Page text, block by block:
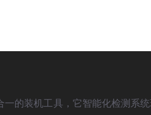
的装机工具，它智能化检测系